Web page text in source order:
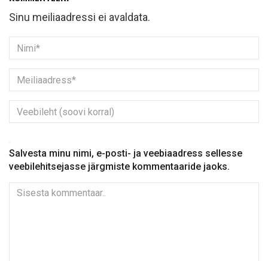
Sinu meiliaadressi ei avaldata.
Salvesta minu nimi, e-posti- ja veebiaadress sellesse
veebilehitsejasse järgmiste kommentaaride jaoks.